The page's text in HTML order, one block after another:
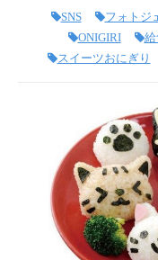
SNS フォトジ
ONIGIRI
給
スイーツおにぎり